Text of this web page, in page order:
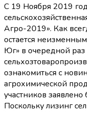
С 19 Ноября 2019
Агро-2019». Как
остается
Юг» в очередной раз
ознакомиться с
агрохимической
участников
Поскольку лизинг